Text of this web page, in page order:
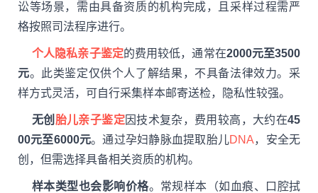
讼等场景，需由具备资质的机构完成，且采样过程需严
格按照司法程序进行。
个人隐私亲子鉴定的费用较低，通常在2000元至3500
元。此类鉴定仅供个人了解结果，不具备法律效力。采
样方式灵活，可自行采集样本邮寄送检，隐私性较强。
无创 胎儿亲子鉴定因技术复杂，费用较高，大约在45
00元至6000元。通过孕妇静脉血提取胎儿DNA，安全无
创，但需选择具备相关资质的机构。
样本类型也会影响价格。常规样本（如血痕、口腔拭